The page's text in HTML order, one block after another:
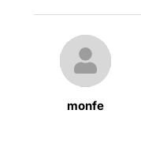
monfe